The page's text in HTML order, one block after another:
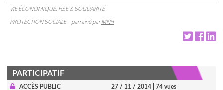
VIE ÉCONOMIQUE, RSE & SOLIDARITÉ
PROTECTION SOCIALE
parrainé parMNH
PARTICIPATIF
ACCÈS PUBLIC 27 / 11 / 2014 | 74 vues